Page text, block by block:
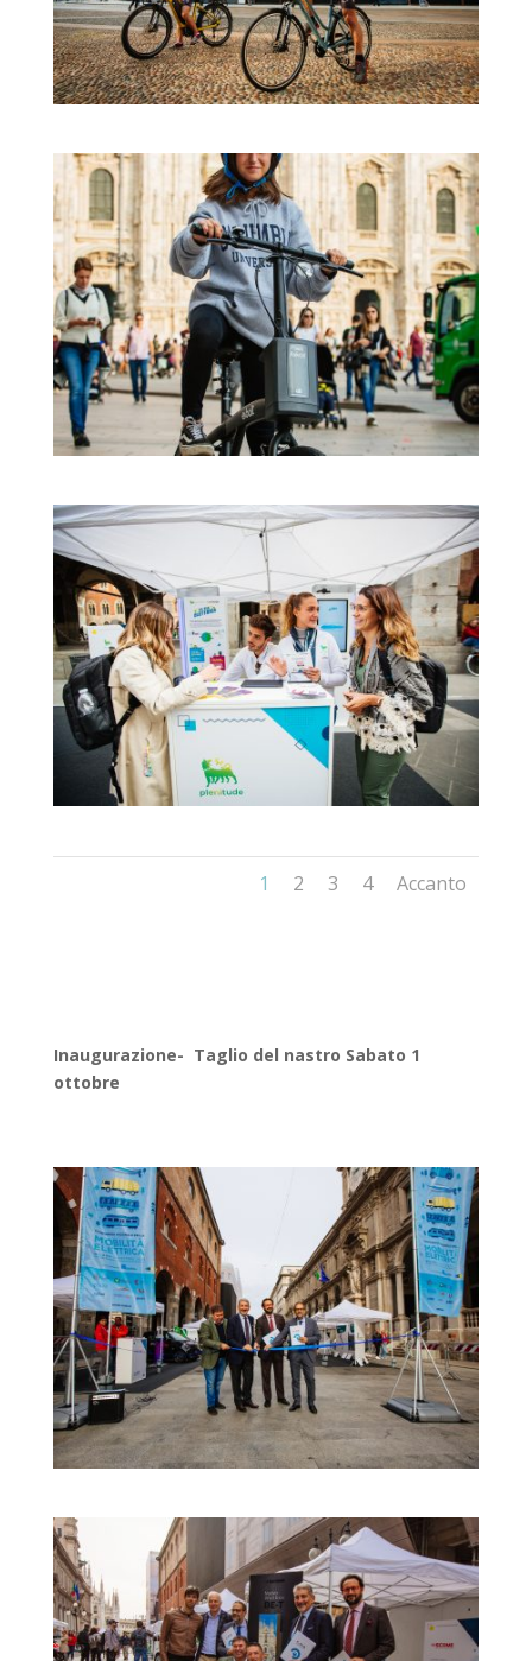
1 2 3 4 Accanto
Inaugurazione- Taglio del nastro Sabato 1
ottobre